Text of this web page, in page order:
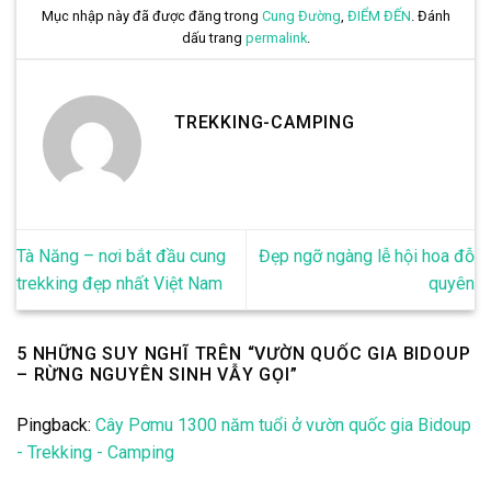
Mục nhập này đã được đăng trong Cung Đường, ĐIỂM ĐẾN. Đánh
dấu trang permalink.
TREKKING-CAMPING
Tà Năng – nơi bắt đầu cung
trekking đẹp nhất Việt Nam
Đẹp ngỡ ngàng lễ hội hoa đỗ
quyên
5 NHỮNG SUY NGHĨ TRÊN “VƯỜN QUỐC GIA BIDOUP
– RỪNG NGUYÊN SINH VẪY GỌI ”
Pingback: Cây Pơmu 1300 năm tuổi ở vườn quốc gia Bidoup
- Trekking - Camping